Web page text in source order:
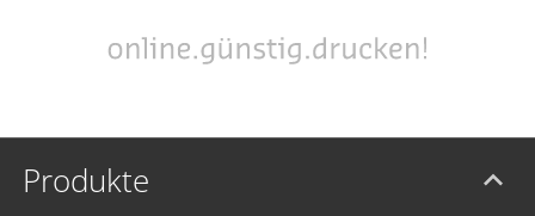
Produkte